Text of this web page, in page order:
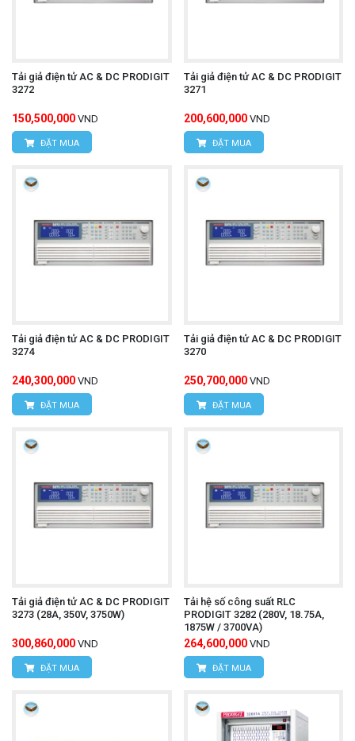
Tải giả điện tử AC & DC PRODIGIT
3272
150,500,000 VND
ĐẶT MUA
Tải giả điện tử AC & DC PRODIGIT
3271
200,600,000 VND
ĐẶT MUA
Tải giả điện tử AC & DC PRODIGIT
3274
240,300,000 VND
ĐẶT MUA
Tải giả điện tử AC & DC PRODIGIT
3270
250,700,000 VND
ĐẶT MUA
Tải giả điện tử AC & DC PRODIGIT
3273 (28A, 350V, 3750W)
300,860,000 VND
ĐẶT MUA
Tải hệ số công suất RLC
PRODIGIT 3282 (280V, 18.75A,
1875W / 3700VA)
264,600,000 VND
ĐẶT MUA